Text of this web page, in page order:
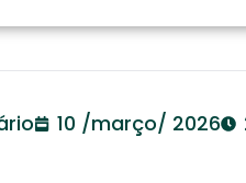
10 /março/ 2026